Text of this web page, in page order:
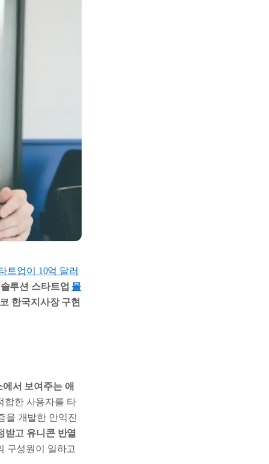
트업이 10억 달러
루션 스타트업 몰
한국지사장 구현
서 보여주는 애
합한 사용자를 타
을 개발한 안익진
받고 유니콘 반열
구성원이 일하고